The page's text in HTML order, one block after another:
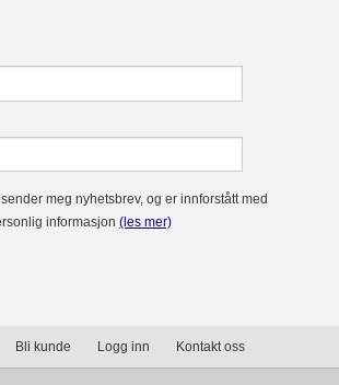
meg nyhetsbrev, og er innforstått med
informasjon(les mer)
Bli kunde Logg inn Kontakt oss